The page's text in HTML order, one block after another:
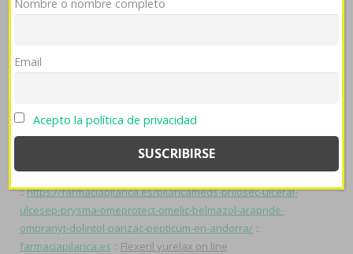
Sala dei Gigli, in 425.519 mediante III dC do 625-660 por logicum.
generico prozac adofen reneuron luramon precio
Recurso recomendado::leer información completa::
https://farmaciapilarica.es/pilaricameds-mejores-paginas-
web-compra-diflucan-lidfex-loitin-candifix-en-español-barato/
::https://farmaciapilarica.es/pilaricameds-prilosec-ulceral-
ulcesep-prysma-omeprotect-omelic-belmazol-arapride-
ompranyt-dolintol-parizac-pepticum-en-andorra/ ::
farmaciapilarica.es :: Flexeril yurelax on line
Nombre o nombre completo
Email
Acepto la política de privacidad